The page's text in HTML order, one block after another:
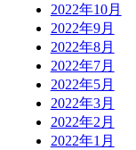
2022年10月
2022年9月
2022年8月
2022年7月
2022年5月
2022年3月
2022年2月
2022年1月